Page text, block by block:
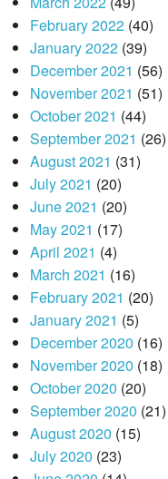
February 2022(40)
January 2022(39)
December 2021 (56)
November 2021 (51)
October 2021 (44)
September 2021 (26)
August 2021 (31)
July 2021 (20)
June 2021 (20)
May 2021 (17)
April 2021 (4)
March 2021 (16)
February 2021 (20)
January 2021 (5)
December 2020 (16)
November 2020 (18)
October 2020 (20)
September 2020 (21)
August 2020 (15)
July 2020 (23)